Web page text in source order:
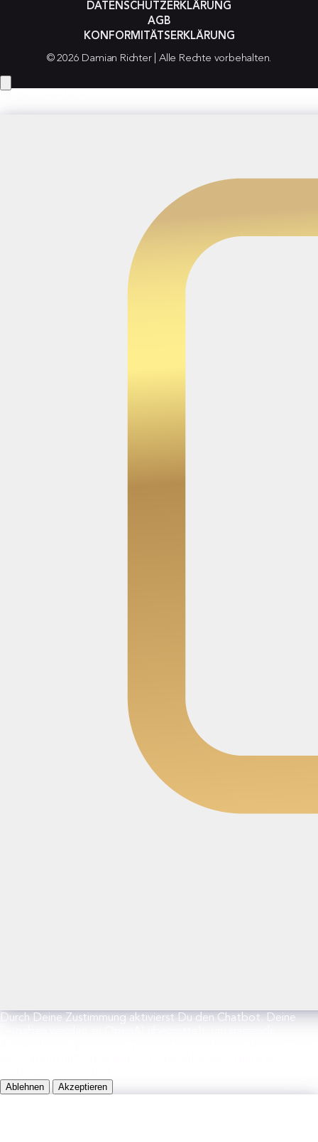
© 2026 Damian Richter | Alle Rechte vorbehalten.
DATENSCHUTZERKLÄRUNG
AGB
KONFORMITÄTSERKLÄRUNG
Durch Deine Zustimmung aktivierst Du den Chatbot. Deine
Ablehnen Akzeptieren